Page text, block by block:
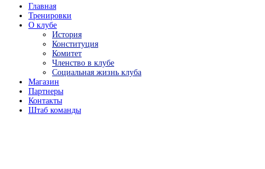
Главная
Тренировки
О клубе
История
Конституция
Комитет
Членство в клубе
Социальная жизнь клуба
Магазин
Партнеры
Контакты
Штаб команды